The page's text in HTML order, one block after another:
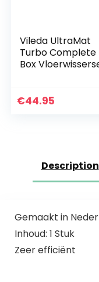
Vileda UltraMat
Turbo Complete
Box
€44.95
Description
Gemaakt in
Inhoud: 1 Stuk
Zeer efficiënt